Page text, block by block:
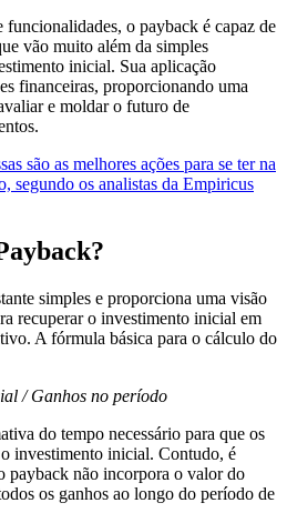
funcionalidades, o payback é capaz de
vão muito além da simples
inicial. Sua aplicação
financeiras, proporcionando uma
e moldar o futuro de
são as melhores ações para se ter na
segundo os analistas da Empiricus
simples e proporciona uma visão
recuperar o investimento inicial em
A fórmula básica para o cálculo do
/ Ganhos no período
do tempo necessário para que os
investimento inicial. Contudo, é
payback não incorpora o valor do
os ganhos ao longo do período de